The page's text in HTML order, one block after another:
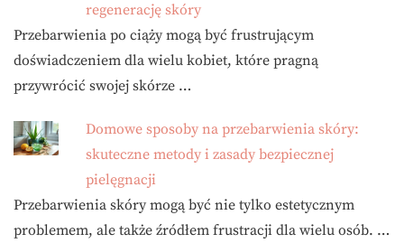
regenerację skóry
Przebarwienia po ciąży mogą być frustrującym
doświadczeniem dla wielu kobiet, które pragną
przywrócić swojej skórze …
Domowe sposoby na przebarwienia skóry:
skuteczne metody i zasady bezpiecznej
pielęgnacji
Przebarwienia skóry mogą być nie tylko estetycznym
problemem, ale także źródłem frustracji dla wielu osób. …